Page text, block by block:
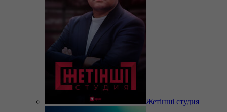
Жетінші студия